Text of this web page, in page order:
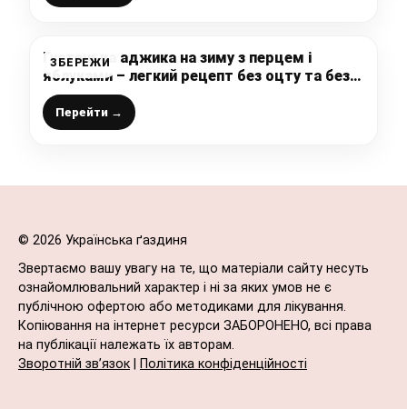
ЗБЕРЕЖИ
Густенька аджика на зиму з перцем і
яблуками – легкий рецепт без оцту та без
лимонної кислоти, до пельменів просто
ідеальна, зберігаю такі заготовки у
квартирі
Перейти →
© 2026 Українська ґаздиня
Звертаємо вашу увагу на те, що матеріали сайту несуть
ознайомлювальний характер і ні за яких умов не є
публічною офертою або методиками для лікування.
Копіювання на інтернет ресурси ЗАБОРОНЕНО, всі права
на публікації належать їх авторам.
Зворотній зв’язок
Політика конфіденційності